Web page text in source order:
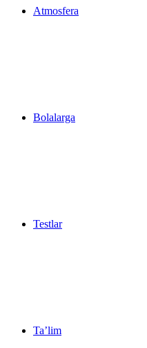
Atmosfera
Bolalarga
Testlar
Ta’lim